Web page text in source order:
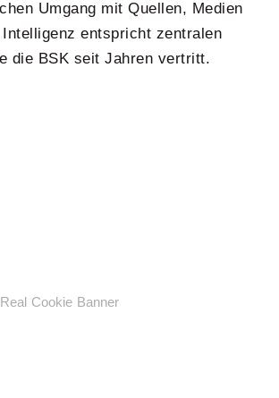
Umgang mit Quellen, Medien
entspricht zentralen
die BSK seit Jahren vertritt.
Cookie Banner